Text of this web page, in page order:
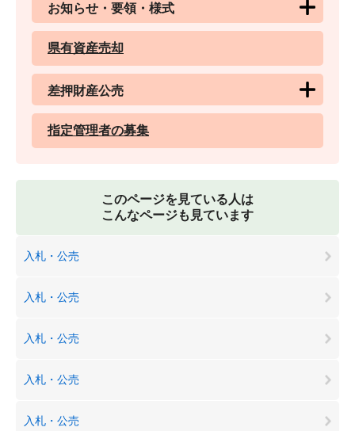
お知らせ・要領・様式
県有資産売却
差押財産公売
指定管理者の募集
このページを見ている人は
こんなページも見ています
入札・公売
入札・公売
入札・公売
入札・公売
入札・公売